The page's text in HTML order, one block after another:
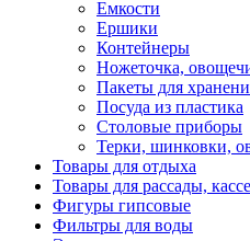
Емкости
Ершики
Контейнеры
Ножеточка,
Пакеты для
Посуда из пластика
Столовые приборы
Терки, шинковки,
Товары для отдыха
Товары для рассады,
Фигуры гипсовые
Фильтры для воды